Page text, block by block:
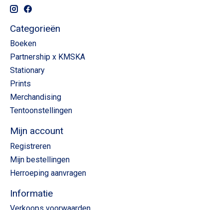
Categorieën
Boeken
Partnership x KMSKA
Stationary
Prints
Merchandising
Tentoonstellingen
Mijn account
Registreren
Mijn bestellingen
Herroeping aanvragen
Informatie